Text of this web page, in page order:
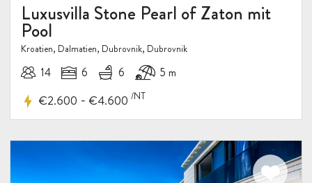
Luxusvilla Stone Pearl of Zaton mit
Pool
Kroatien, Dalmatien, Dubrovnik, Dubrovnik
14 6 6 5 m
€2.600 - €4.600 /NT